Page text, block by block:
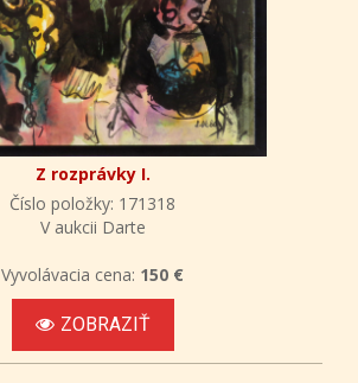
Z rozprávky I.
Číslo položky: 171318
V aukcii Darte
Vyvolávacia cena: 150 €
ZOBRAZIŤ